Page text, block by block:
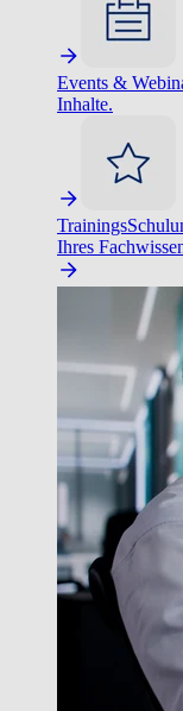
Events &
Inhalte.
Trainings
Ihres